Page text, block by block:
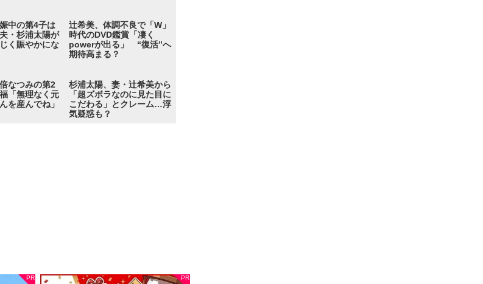
中の第4子は
・杉浦太陽が
く賑やかにな
辻希美、体調不良で「W」
時代のDVD鑑賞「凄く
powerが出る」 “復活”へ
期待高まる？
なつみの第2
「無理なく元
を産んでね」
杉浦太陽、妻・辻希美から
「超ズボラなのに見た目に
こだわる」とクレーム…浮
気疑惑も？